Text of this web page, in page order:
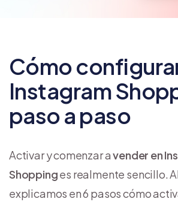
Cómo
Instagram
paso a paso
Activar y comenzar avender en
Shoppinges realmente sencillo.
explicamos en 6 pasos cómo